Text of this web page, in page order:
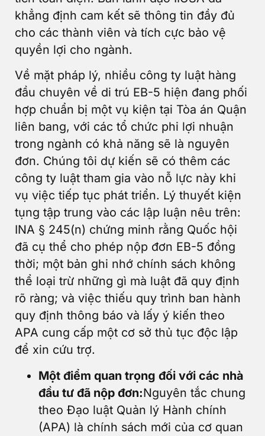
khẳng định cam kết sẽ thông tin đầy đủ
cho các thành viên và tích cực bảo vệ
quyền lợi cho ngành.
Về mặt pháp lý, nhiều công ty luật hàng
đầu chuyên về di trú EB-5 hiện đang phối
hợp chuẩn bị một vụ kiện tại Tòa án Quận
liên bang, với các tổ chức phi lợi nhuận
trong ngành có khả năng sẽ là nguyên
đơn. Chúng tôi dự kiến sẽ có thêm các
công ty luật tham gia vào nỗ lực này khi
vụ việc tiếp tục phát triển. Lý thuyết kiện
tụng tập trung vào các lập luận nêu trên:
INA § 245(n) chứng minh rằng Quốc hội
đã cụ thể cho phép nộp đơn EB-5 đồng
thời; một bản ghi nhớ chính sách không
thể loại trừ những gì mà luật đã quy định
rõ ràng; và việc thiếu quy trình ban hành
quy định thông báo và lấy ý kiến theo
APA cung cấp một cơ sở thủ tục độc lập
để xin cứu trợ.
Một điểm quan trọng đối với các nhà
đầu tư đã nộp đơn:Nguyên tắc chung
theo Đạo luật Quản lý Hành chính
(APA) là chính sách mới của cơ quan